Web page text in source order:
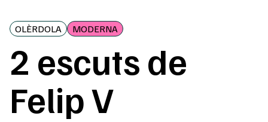
OLÈRDOLA MODERNA
2 escuts de
Felip V